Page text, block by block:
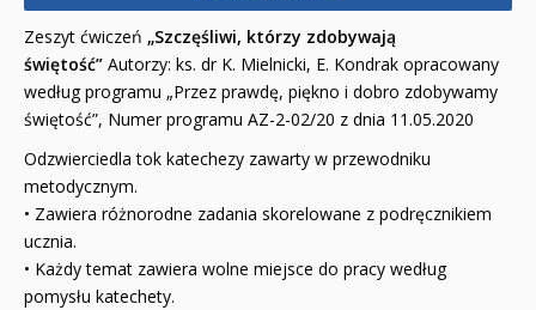
Komiksy
Pomoce dydaktyczne
Naklejki
Puzzle
Promocje
Zeszyt ćwiczeń „Szczęśliwi, którzy zdobywają
świętość” Autorzy: ks. dr K. Mielnicki, E. Kondrak opracowany
według programu „Przez prawdę, piękno i dobro zdobywamy
świętość”, Numer programu AZ-2-02/20 z dnia 11.05.2020
Odzwierciedla tok katechezy zawarty w przewodniku
metodycznym.
• Zawiera różnorodne zadania skorelowane z podręcznikiem
ucznia.
• Każdy temat zawiera wolne miejsce do pracy według
pomysłu katechety.